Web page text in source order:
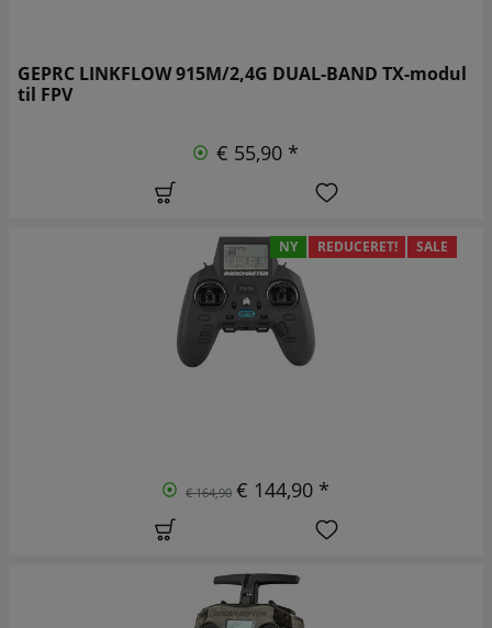
GEPRC LINKFLOW 915M/2,4G DUAL-BAND TX-modul
til FPV
€ 55,90 *
NY REDUCERET! SALE
€ 164,90 € 144,90 *